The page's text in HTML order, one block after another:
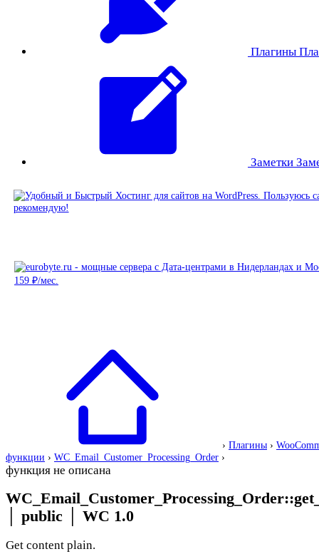
Плагины
Заметки
› Плагины ›
функции › WC_Email_Customer_Processing_Order ›
функция не описана
public WC 1.0
Get content plain.